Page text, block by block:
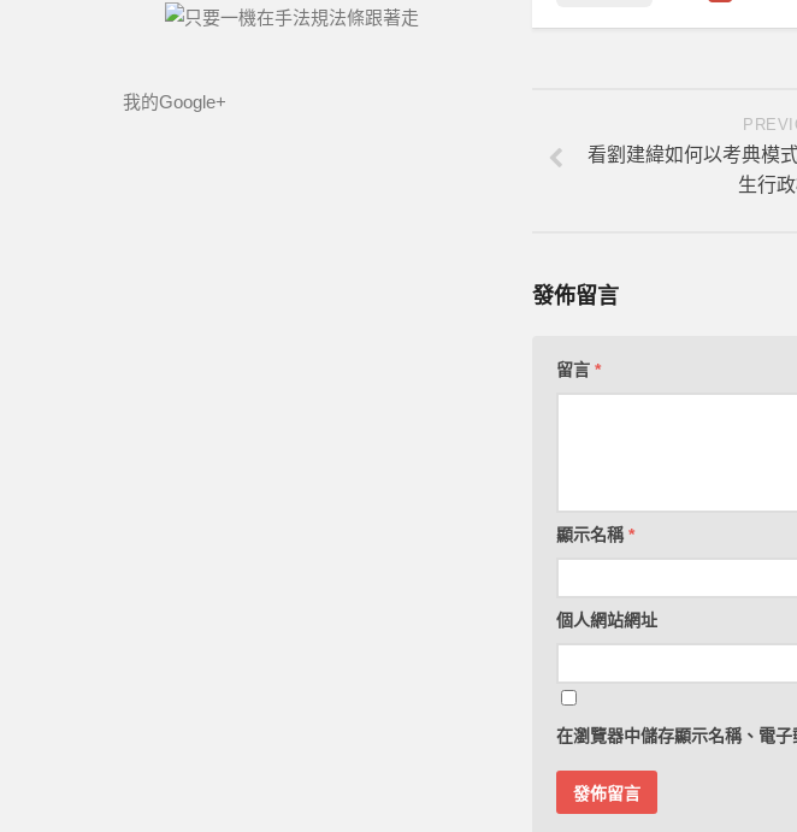
看劉建緯如何以考典模
生行
發佈留言
留言 *
顯示名稱*
個人網站網址
在瀏覽器中儲存顯示名稱、電
我的Google+